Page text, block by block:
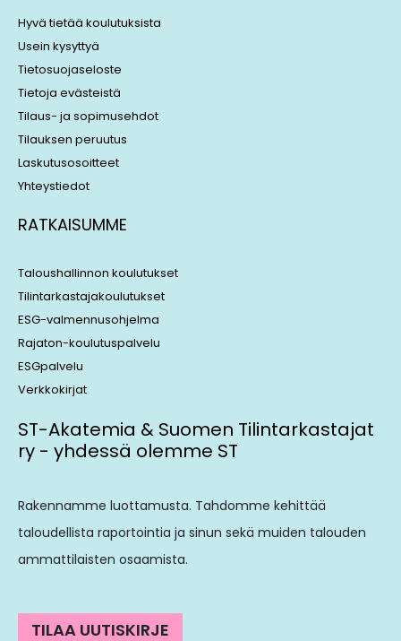
i
n
s
Hyvä tietää koulutuksista
Usein kysyttyä
Tietosuojaseloste
Tietoja evästeistä
Tilaus- ja sopimusehdot
Tilauksen peruutus
Laskutusosoitteet
Yhteystiedot
RATKAISUMME
Taloushallinnon koulutukset
Tilintarkastajakoulutukset
ESG-valmennusohjelma
Rajaton-koulutuspalvelu
ESGpalvelu
Verkkokirjat
ST-Akatemia & Suomen Tilintarkastajat
ry - yhdessä olemme ST
Rakennamme luottamusta. Tahdomme kehittää
taloudellista raportointia ja sinun sekä muiden talouden
ammattilaisten osaamista.
TILAA UUTISKIRJE